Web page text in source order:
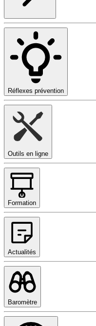
Réflexes prévention
Outils en ligne
Formation
Actualités
Baromètre